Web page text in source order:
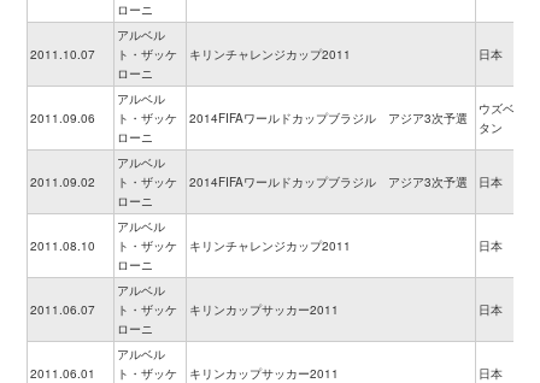
ローニ
2011.10.07
アルベル
ト・ザッケ
ローニ
キリンチャレンジカップ2011 日本
2011.09.06
アルベル
ト・ザッケ
ローニ
2014FIFAワールドカップブラジル アジア3次予選
ウズベキス
タン
2011.09.02
アルベル
ト・ザッケ
ローニ
2014FIFAワールドカップブラジル アジア3次予選 日本
2011.08.10
アルベル
ト・ザッケ
ローニ
キリンチャレンジカップ2011 日本
2011.06.07
アルベル
ト・ザッケ
ローニ
キリンカップサッカー2011 日本
2011.06.01
アルベル
ト・ザッケ
キリンカップサッカー2011 日本